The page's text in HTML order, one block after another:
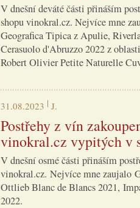
V dnešní deváté části přináším
shopu vinokral.cz. Nejvíce mne
Geografica Tipica z Apulie,
Cerasuolo d'Abruzzo 2022 z
Robert Olivier Petite Naturelle
31.08.2023 J.
Postřehy z vín
vinokral.cz vypitých v
V dnešní osmé části přináším
vinokral.cz. Nejvíce mne zaujalo
Ottlieb Blanc de Blancs 2021,
2022.